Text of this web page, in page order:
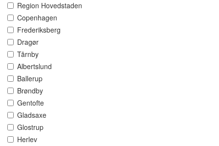
Region Hovedstaden
Copenhagen
Frederiksberg
Dragør
Tårnby
Albertslund
Ballerup
Brøndby
Gentofte
Gladsaxe
Glostrup
Herlev